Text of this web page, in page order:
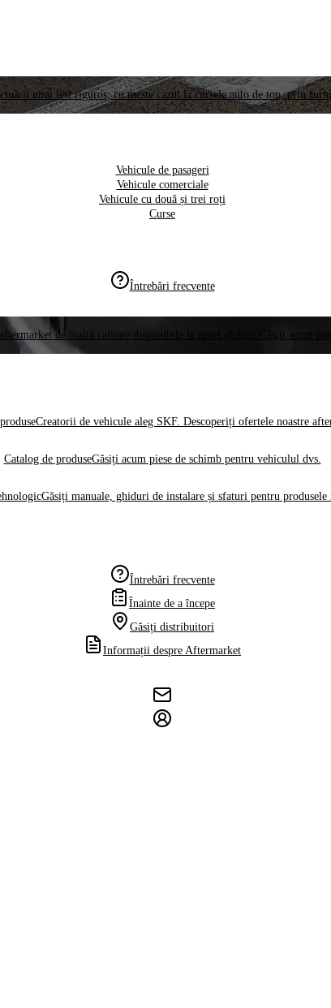
unui test riguros, cu meste cazul la cursele auto de top, prin
Vehicule de pasageri
Vehicule comerciale
Vehicule cu două și trei roți
Curse
Întrebări frecvente
de înaltă calitate disponibile la nivel global. Găsiți acum
Creatorii de vehicule aleg SKF. Descoperiți ofertele noastre
Catalog de produseGăsiți acum piese de schimb pentru vehiculul dvs.
Găsiți manuale, ghiduri de instalare și sfaturi pentru produsele
Întrebări frecvente
Înainte de a începe
Găsiți distribuitori
Informații despre Aftermarket